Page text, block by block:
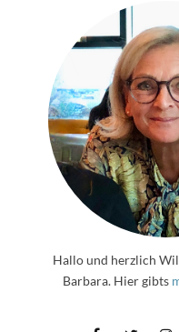
Hallo und herzlich
Barbara. Hier gibts